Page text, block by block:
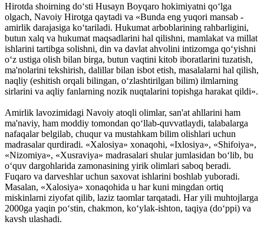
Hirotda shoirning do‘sti Husayn Boyqaro hokimiyatni qo‘lga
olgach, Navoiy Hirotga qaytadi va «Bunda eng yuqori mansab -
amirlik darajasiga ko‘tariladi. Hukumat arboblarining rahbarligini,
butun xalq va hukumat maqsadlarini hal qilishni, mamlakat va millat
ishlarini tartibga solishni, din va davlat ahvolini intizomga qo‘yishni
o‘z ustiga olish bilan birga, butun vaqtini kitob iboratlarini tuzatish,
ma'nolarini tekshirish, dalillar bilan isbot etish, masalalarni hal qilish,
naq­liy (eshitish orqali bilingan, o‘zlashtirilgan bilim) ilmlarning
sirlarini va aqliy fanlarning nozik nuqtalarini topishga harakat qildi».
Amirlik lavozimidagi Navoiy atoqli olimlar, san'at ahllarini ham
ma'naviy, ham moddiy tomondan qo‘llab-quvvatlaydi, talabalarga
nafaqalar belgilab, chuqur va mus­tahkam bilim olishlari uchun
madrasalar qurdiradi. «Xalosiya» xonaqohi, «Ixlosiya», «Shifoiya»,
«Nizomiya», «Xusraviya» madrasalari shular jumlasidan bo‘lib, bu
o‘quv dargohlarida zamonasining yirik olimlari saboq beradi.
Fuqaro va darveshlar uchun saxovat ishlarini boshlab yuboradi.
Masalan, «Xalosiya» xonaqohida u har kuni mingdan ortiq
miskinlarni ziyofat qilib, laziz taomlar tarqatadi. Har yili muhtojlarga
2000ga yaqin po‘stin, chakmon, ko‘ylak-ishton, taqiya (do‘ppi) va
kavsh ulashadi.